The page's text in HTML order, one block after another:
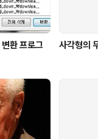
환 프로그
사각형의